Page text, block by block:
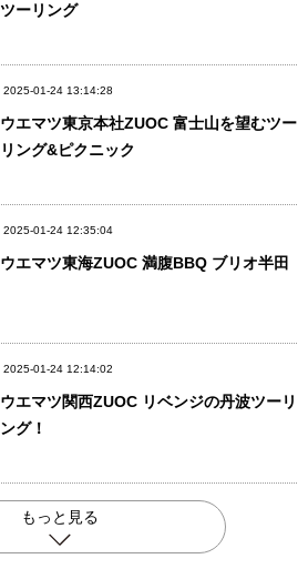
ツーリング
2025-01-24 13:14:28
ウエマツ東京本社ZUOC 富士山を望むツー
リング&ピクニック
2025-01-24 12:35:04
ウエマツ東海ZUOC 満腹BBQ ブリオ半田
2025-01-24 12:14:02
ウエマツ関西ZUOC リベンジの丹波ツーリ
ング！
もっと見る